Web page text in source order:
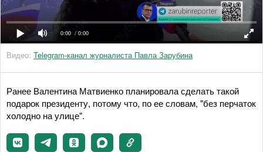
0:00 / 0:00
Видео: Telegram-канал журналиста Павла Зарубина
Ранее Валентина Матвиенко планировала сделать такой
подарок президенту, потому что, по ее словам, "без перчаток
холодно на улице".